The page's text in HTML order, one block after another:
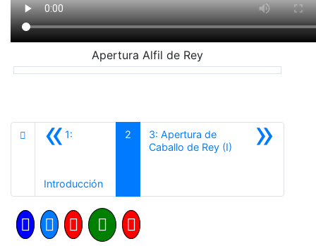
Apertura Alfil de Rey
«1:
IntroducciónAnterior
2 »
3: Apertura de
Caballo de Rey (I) Siguiente